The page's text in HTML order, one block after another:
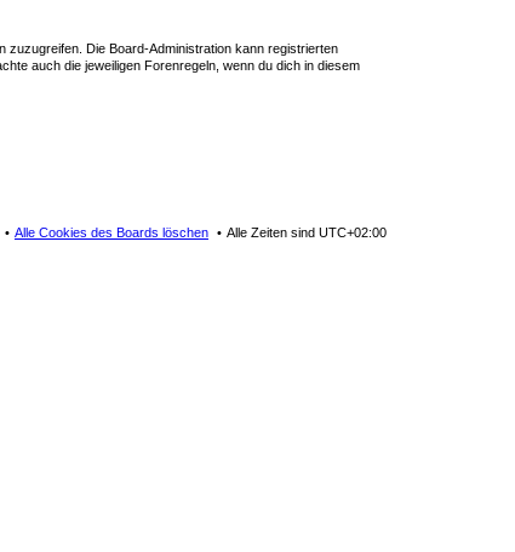
zuzugreifen. Die Board-Administration kann registrierten
auch die jeweiligen Forenregeln, wenn du dich in diesem
Alle Zeiten sind UTC+02:00
Alle Cookies des Boards löschen